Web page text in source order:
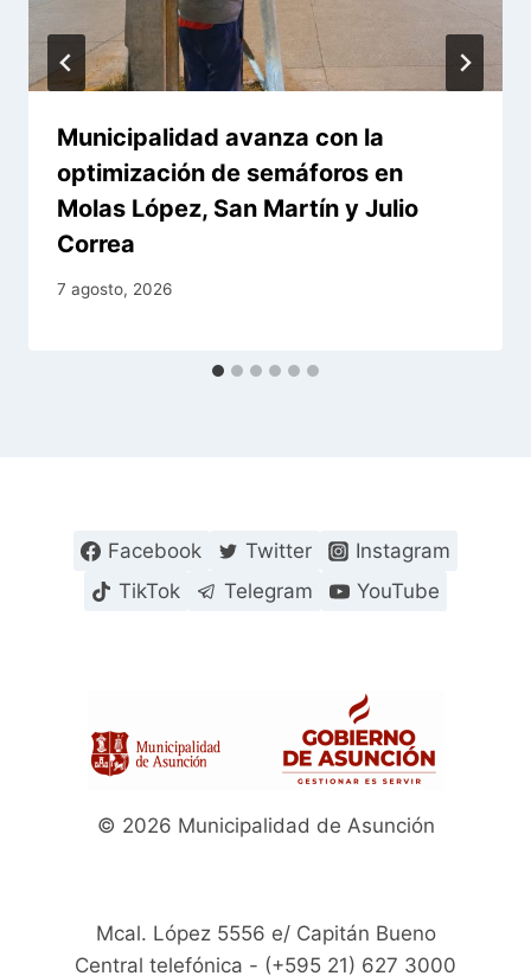
Municipalidad avanza con la
optimización de semáforos en
Molas López, San Martín y Julio
Correa
7 agosto, 2026
Facebook Twitter
Instagram
TikTok
Telegram YouTube
© 2026 Municipalidad de Asunción
Mcal. López 5556 e/ Capitán Bueno
Central telefónica - (+595 21) 627 3000